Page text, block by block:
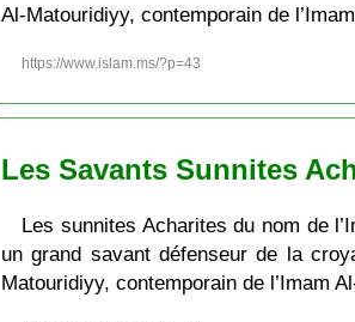
Al-Matouridiyy, contemporain de
https://www.islam.ms/?p=43
Les Savants Sunnites
Les sunnites Acharites du nom de
un grand savant défenseur de la
Matouridiyy, contemporain de l’Imam